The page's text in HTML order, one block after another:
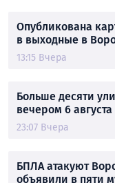
Опубликована
в выходные в
13:15 Вчера
Больше десяти
вечером 6 августа
23:07 Вчера
БПЛА атакуют
объявили в пяти